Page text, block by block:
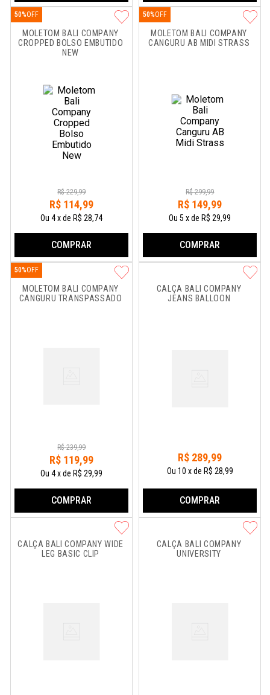
MOLETOM BALI COMPANY
CROPPED BOLSO EMBUTIDO
NEW
50%
R$ 229,99
R$ 114,99
Ou4xde R$ 28,74
COMPRAR
MOLETOM BALI COMPANY
CANGURU AB MIDI STRASS
50%
R$ 299,99
R$ 149,99
Ou5 xde R$ 29,99
COMPRAR
MOLETOM BALI COMPANY
CANGURU TRANSPASSADO
50%
R$ 239,99
R$ 119,99
Ou4xde R$ 29,99
COMPRAR
CALÇA BALI COMPANY
JEANS BALLOON
R$ 289,99
Ou 10 xde R$ 28,99
COMPRAR
CALÇA BALI COMPANY WIDE
LEG BASIC CLIP
CALÇA BALI COMPANY
UNIVERSITY